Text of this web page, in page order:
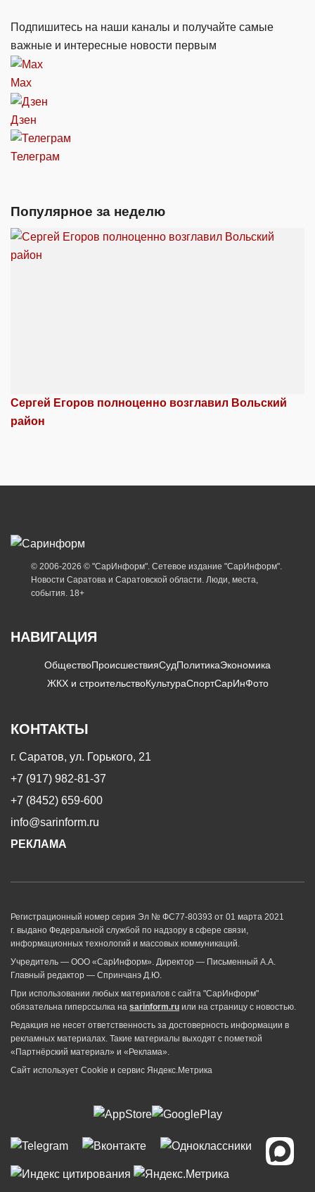
Подпишитесь на наши каналы и получайте самые
важные и интересные новости первым
Max
Дзен
Телеграм
Популярное за неделю
Сергей Егоров полноценно возглавил Вольский
район
© 2006-2026 © "СарИнформ". Сетевое издание "СарИнформ".
Новости Саратова и Саратовской области. Люди, места,
события. 18+
НАВИГАЦИЯ
ОбществоПроисшествияСудПолитикаЭкономика
ЖКХ и строительствоКультураСпортСарИнФото
КОНТАКТЫ
г. Саратов, ул. Горького, 21
+7 (917) 982-81-37
+7 (8452) 659-600
info@sarinform.ru
РЕКЛАМА
Регистрационный номер серия Эл № ФС77-80393 от 01 марта 2021
г. выдано Федеральной службой по надзору в сфере связи,
информационных технологий и массовых коммуникаций.
Учредитель — ООО «СарИнформ». Директор — Письменный А.А.
Главный редактор — Спринчанэ Д.Ю.
При использовании любых материалов с сайта "СарИнформ"
обязательна гиперссылка на sarinform.ru или на страницу с новостью.
Редакция не несет ответственность за достоверность информации в
рекламных материалах. Такие материалы выходят с пометкой
«Партнёрский материал» и «Реклама».
Сайт использует Cookie и сервиc Яндекс.Метрика